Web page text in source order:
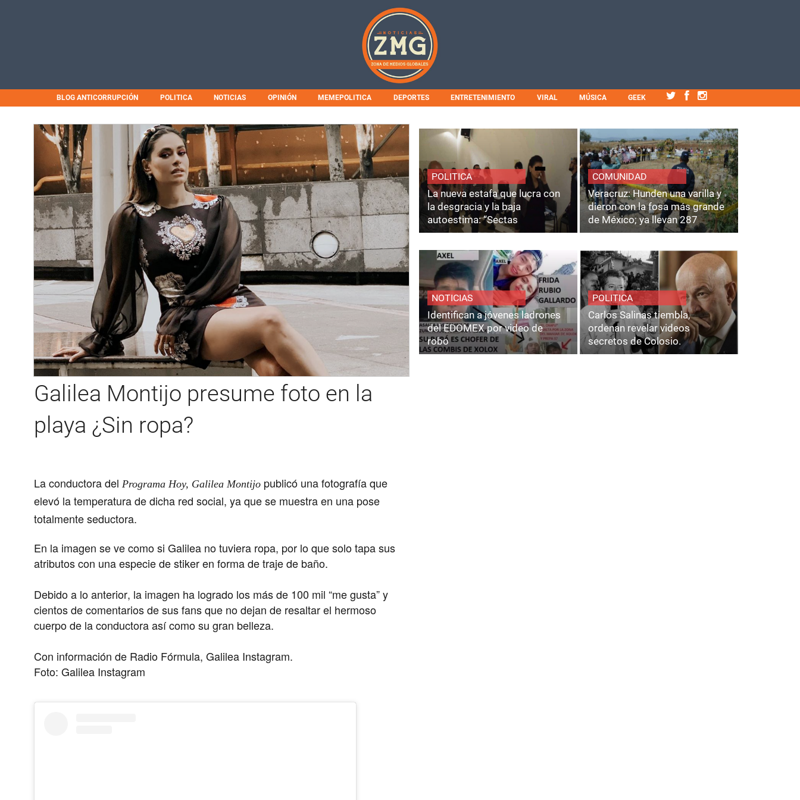
BLOG ANTICORRUPCIÓN POLITICA NOTICIAS OPINIÓN MEMEPOLITICA DEPORTES ENTRETENIMIENTO VIRAL MÚSICA GEEK
Galilea Montijo presume foto en la
playa ¿Sin ropa?
La conductora del Programa Hoy, Galilea Montijo publicó unafotografíaque
elevó la temperatura de dicha red social, ya que se muestra en una pose
totalmente seductora.
En la imagen se ve como si Galilea no tuviera ropa, por lo que solo tapa sus
atributos con una especie de stiker en forma de traje de baño.
Debido a lo anterior, la imagen ha logrado los más de 100 mil “me gusta” y
cientos de comentarios de sus fans que no dejan de resaltar el hermoso
cuerpo de la conductora así como su gran belleza.
Con información de Radio Fórmula, Galilea Instagram.
Foto: Galilea Instagram
POLITICA
La nueva estafa que lucra con
la desgracia y la baja
autoestima: “Sectas
Coaching”
COMUNIDAD
Veracruz: Hunden una varilla y
dieron con la fosa más grande
de México; ya llevan 287
cuerpos.
NOTICIAS
Identifican a jóvenes ladrones
del EDOMEX por video de
robo
POLITICA
Carlos Salinas tiembla,
ordenan revelar videos
secretos de Colosio.